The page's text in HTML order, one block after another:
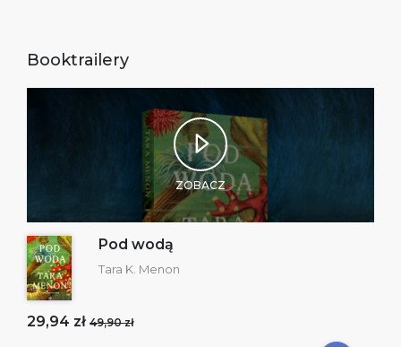
Booktrailery
ZOBACZ
Pod wodą
Tara K. Menon
29,94 zł 49,90 zł